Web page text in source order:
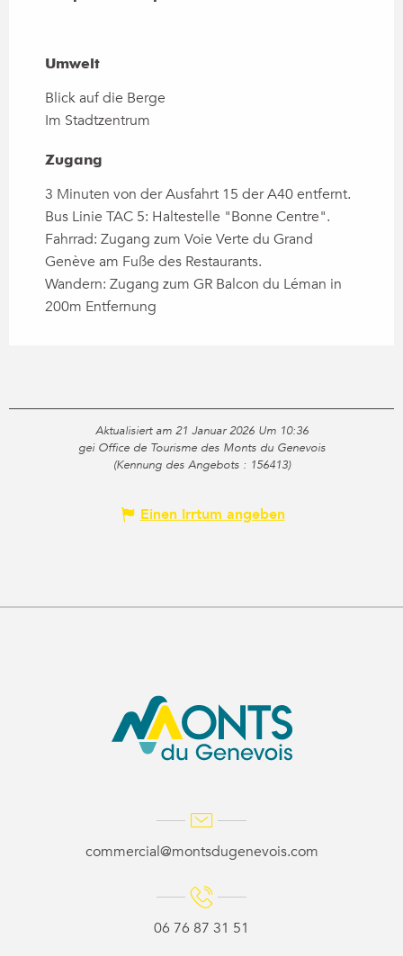
Umwelt
Umwelt
Blick auf die Berge
Im Stadtzentrum
Zugang
Zugang
3 Minuten von der Ausfahrt 15 der A40 entfernt.
Bus Linie TAC 5: Haltestelle "Bonne Centre".
Fahrrad: Zugang zum Voie Verte du Grand
Genève am Fuße des Restaurants.
Wandern: Zugang zum GR Balcon du Léman in
200m Entfernung
Aktualisiert am 21 Januar 2026 Um 10:36
gei Office de Tourisme des Monts du Genevois
(Kennung des Angebots : 156413)
Einen Irrtum angeben
commercial@montsdugenevois.com
06 76 87 31 51